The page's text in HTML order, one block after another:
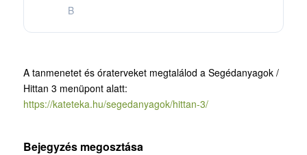
B
A tanmenetet és óraterveket megtalálod a Segédanyagok /
Hittan 3 menüpont alatt:
https://kateteka.hu/segedanyagok/hittan-3/
Bejegyzés megosztása